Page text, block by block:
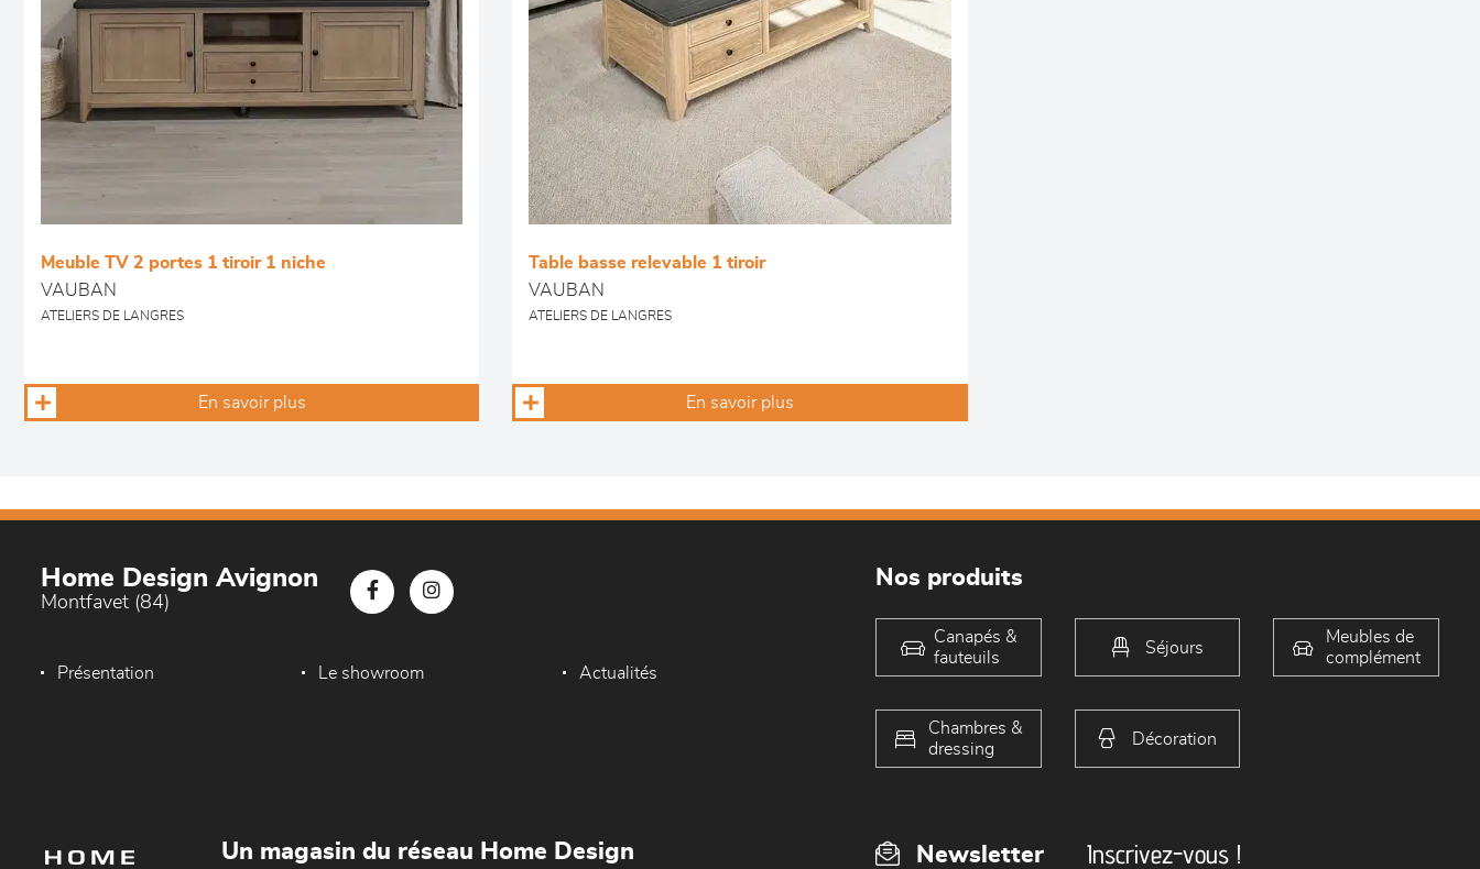
Meuble TV 2 portes 1 tiroir 1 niche
VAUBAN
ATELIERS DE LANGRES
En savoir plus
Table basse relevable 1 tiroir
VAUBAN
ATELIERS DE LANGRES
En savoir plus
Home Design Avignon
Montfavet (84)
Présentation Le showroom Actualités
Nos produits
Canapés &
fauteuils
Séjours
Meubles de
complément
Chambres &
dressing
Décoration
Newsletter Inscrivez-vous !
Un magasin du réseau Home Design